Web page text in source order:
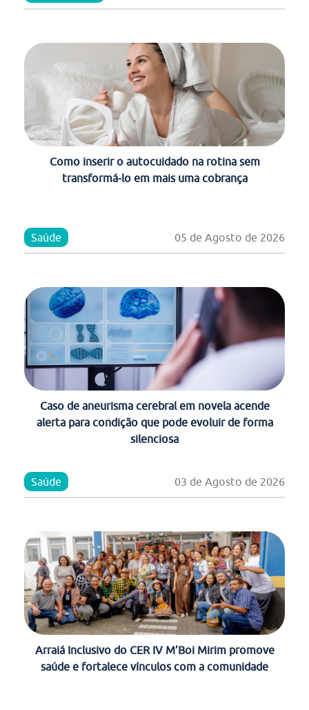
Como inserir o autocuidado na rotina sem
transformá-lo em mais uma cobrança
Saúde 05 de Agosto de 2026
Caso de aneurisma cerebral em novela acende
alerta para condição que pode evoluir de forma
silenciosa
Saúde 03 de Agosto de 2026
Arraiá Inclusivo do CER IV M’Boi Mirim promove
saúde e fortalece vínculos com a comunidade